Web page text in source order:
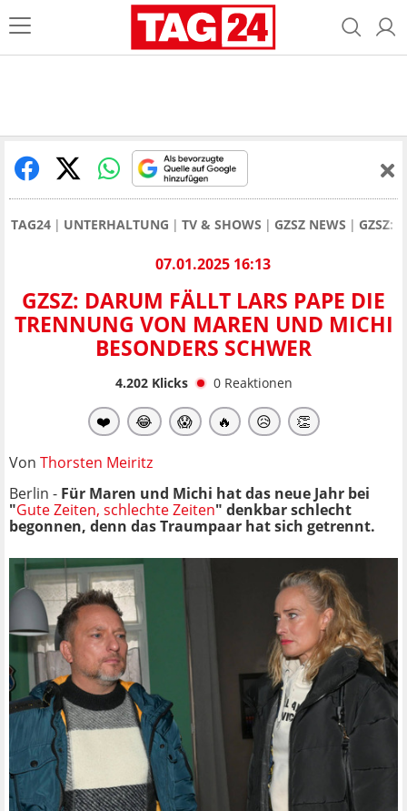
TAG24 UNTERHALTUNG TV & SHOWS GZSZ NEWS GZSZ:
07.01.2025 16:13
GZSZ: DARUM FÄLLT LARS PAPE DIE
TRENNUNG VON MAREN UND MICHI
BESONDERS SCHWER
4.202Klicks 0 Reaktionen
❤️ 😂 😱 🔥 😥 👏
Von Thorsten Meiritz
Berlin - Für Maren und Michi hat das neue Jahr bei
"Gute Zeiten, schlechte Zeiten" denkbar schlecht
begonnen, denn das Traumpaar hat sich getrennt.